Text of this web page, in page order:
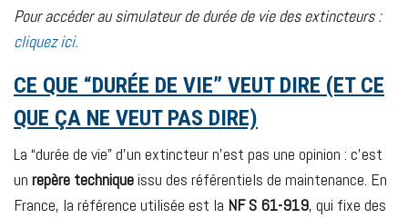
Pour accéder au simulateur de durée de vie des extincteurs :
cliquez ici.
CE QUE “DURÉE DE VIE” VEUT DIRE (ET CE
QUE ÇA NE VEUT PAS DIRE)
La “durée de vie” d’un extincteur n’est pas une opinion : c’est
un repère techniqueissu des référentiels de maintenance. En
France, la référence utilisée est la NF S 61-919, qui fixe des